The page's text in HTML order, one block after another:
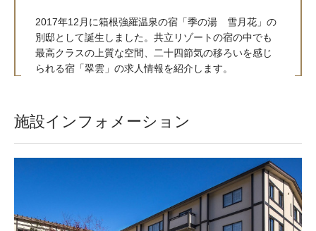
2017年12月に箱根強羅温泉の宿「季の湯 雪月花」の
別邸として誕生しました。共立リゾートの宿の中でも
最高クラスの上質な空間、二十四節気の移ろいを感じ
られる宿「翠雲」の求人情報を紹介します。
施設インフォメーション